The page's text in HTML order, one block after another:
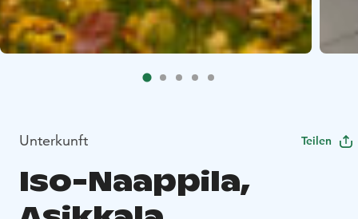
Unterkunft Teilen
Iso-Naappila,